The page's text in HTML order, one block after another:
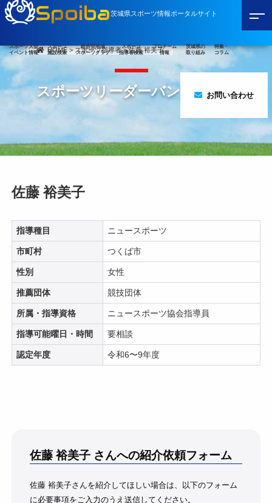
Spoiba茨城県スポーツ情報ポータルサイト
スポーツ大会
イベント情報
スポーツ
施設検索
総合型地域
スポーツクラブ
スポーツ
指導者検索
プロチーム
情報
茨城県の
取り組み
特集・
コラム
お問い合わせ
HOME>スポーツ指導者>佐藤 裕美子
スポーツリーダーバンク
佐藤 裕美子
指導種目 ニュースポーツ
市町村 つくば市
性別 女性
推薦団体 競技団体
所属・指導資格 ニュースポーツ協会指導員
指導可能曜日・時間 要相談
認定年度 令和6〜9年度
佐藤 裕美子 さんへの紹介依頼フォーム
佐藤 裕美子さんを紹介してほしい場合は、以下のフォーム
に必要事項をご入力のうえ送信してください。